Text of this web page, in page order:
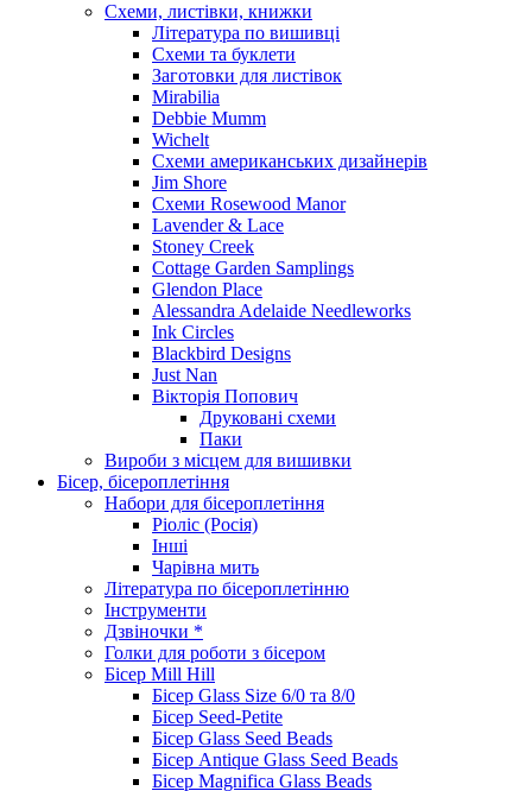
Схеми, листівки, книжки
Література по вишивці
Схеми та буклети
Заготовки для листівок
Mirabilia
Debbie Mumm
Wichelt
Схеми американських дизайнерів
Jim Shore
Cхеми Rosewood Manor
Lavender & Lace
Stoney Creek
Cottage Garden Samplings
Glendon Place
Alessandra Adelaide Needleworks
Ink Circles
Blackbird Designs
Just Nan
Вікторія Попович
Друковані схеми
Паки
Вироби з місцем для вишивки
Бісер, бісероплетіння
Набори для бісероплетіння
Ріоліс (Росія)
Інші
Чарівна мить
Література по бісероплетінню
Інструменти
Дзвіночки *
Голки для роботи з бісером
Бісер Mill Hill
Бісер Glass Size 6/0 та 8/0
Бісер Seed-Petite
Бісер Glass Seed Beads
Бісер Antique Glass Seed Beads
Бісер Magnifica Glass Beads